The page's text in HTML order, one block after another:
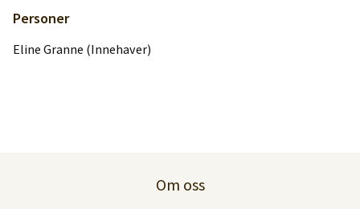
Personer
Eline Granne (Innehaver)
Om oss